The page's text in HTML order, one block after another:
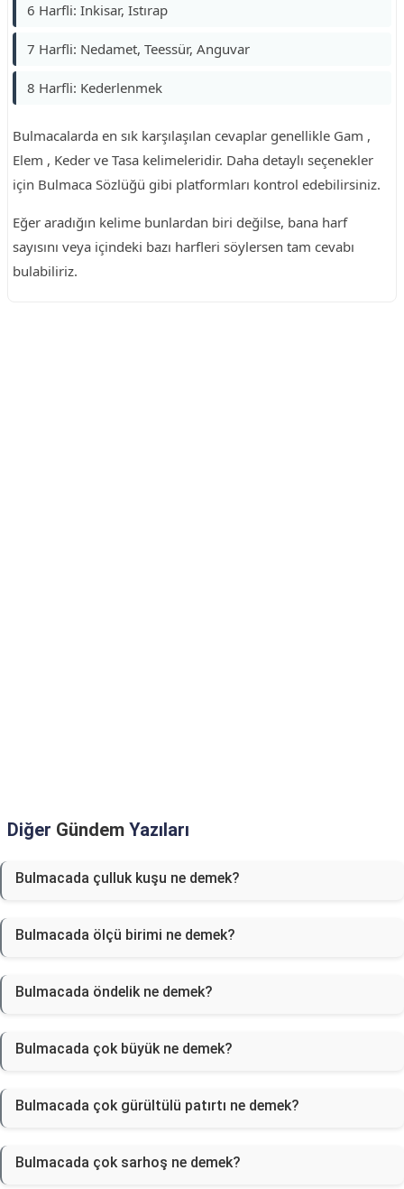
6 Harfli: Inkisar, Istırap
7 Harfli: Nedamet, Teessür, Anguvar
8 Harfli: Kederlenmek
Bulmacalarda en sık karşılaşılan cevaplar genellikle Gam ,
Elem , Keder ve Tasa kelimeleridir. Daha detaylı seçenekler
için Bulmaca Sözlüğü gibi platformları kontrol edebilirsiniz.
Eğer aradığın kelime bunlardan biri değilse, bana harf
sayısını veya içindeki bazı harfleri söylersen tam cevabı
bulabiliriz.
Diğer Gündem Yazıları
Bulmacada çulluk kuşu ne demek?
Bulmacada ölçü birimi ne demek?
Bulmacada öndelik ne demek?
Bulmacada çok büyük ne demek?
Bulmacada çok gürültülü patırtı ne demek?
Bulmacada çok sarhoş ne demek?